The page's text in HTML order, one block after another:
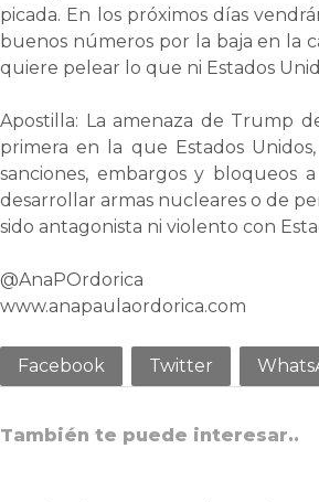
picada. En los próximos días
buenos números por la baja en la
quiere pelear lo que ni Estados
Apostilla: La amenaza de Trump
primera en la que Estados
sanciones, embargos y bloqueos
desarrollar armas nucleares o de
sido antagonista ni violento con
@AnaPOrdorica
www.anapaulaordorica.com
Facebook Twitter
También te puede interesar..